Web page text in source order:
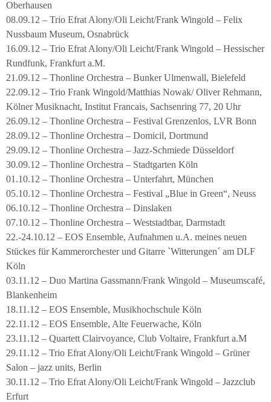
Oberhausen
08.09.12 – Trio Efrat Alony/Oli Leicht/Frank Wingold – Felix
Nussbaum Museum, Osnabrück
16.09.12 – Trio Efrat Alony/Oli Leicht/Frank Wingold – Hessischer
Rundfunk, Frankfurt a.M.
21.09.12 – Thonline Orchestra – Bunker Ulmenwall, Bielefeld
22.09.12 – Trio Frank Wingold/Matthias Nowak/ Oliver Rehmann,
Kölner Musiknacht, Institut Francais, Sachsenring 77, 20 Uhr
26.09.12 – Thonline Orchestra – Festival Grenzenlos, LVR Bonn
28.09.12 – Thonline Orchestra – Domicil, Dortmund
29.09.12 – Thonline Orchestra – Jazz-Schmiede Düsseldorf
30.09.12 – Thonline Orchestra – Stadtgarten Köln
01.10.12 – Thonline Orchestra – Unterfahrt, München
05.10.12 – Thonline Orchestra – Festival „Blue in Green“, Neuss
06.10.12 – Thonline Orchestra – Dinslaken
07.10.12 – Thonline Orchestra – Weststadtbar, Darmstadt
22.-24.10.12 – EOS Ensemble, Aufnahmen u.A. meines neuen
Stückes für Kammerorchester und Gitarre `Witterungen´ am DLF
Köln
03.11.12 – Duo Martina Gassmann/Frank Wingold – Museumscafé,
Blankenheim
18.11.12 – EOS Ensemble, Musikhochschule Köln
22.11.12 – EOS Ensemble, Alte Feuerwache, Köln
23.11.12 – Quartett Clairvoyance, Club Voltaire, Frankfurt a.M
29.11.12 – Trio Efrat Alony/Oli Leicht/Frank Wingold – Grüner
Salon – jazz units, Berlin
30.11.12 – Trio Efrat Alony/Oli Leicht/Frank Wingold – Jazzclub
Erfurt